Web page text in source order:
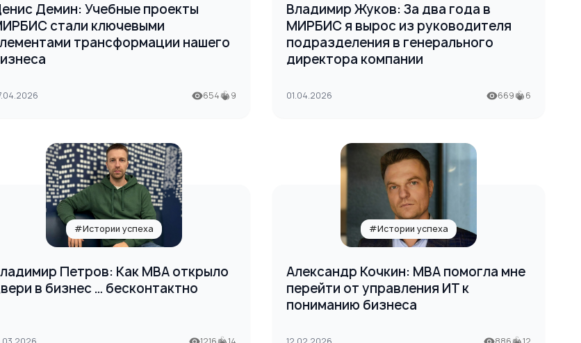
Демин: Учебные проекты
стали ключевыми
трансформации нашего
654 9
Владимир Жуков: За два года в
МИРБИС я вырос из руководителя
подразделения в генерального
директора компании
01.04.2026 669 6
#Истории успеха
Петров: Как МВА открыло
в бизнес … бесконтактно
#Истории успеха
Александр Кочкин: MBA помогла мне
перейти от управления ИТ к
пониманию бизнеса